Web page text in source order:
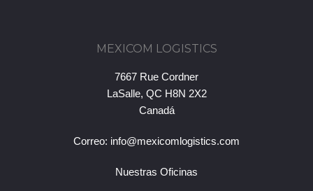
MEXICOM LOGISTICS
7667 Rue Cordner
LaSalle, QC H8N 2X2
Canadá
Correo: info@mexicomlogistics.com
Nuestras Oficinas